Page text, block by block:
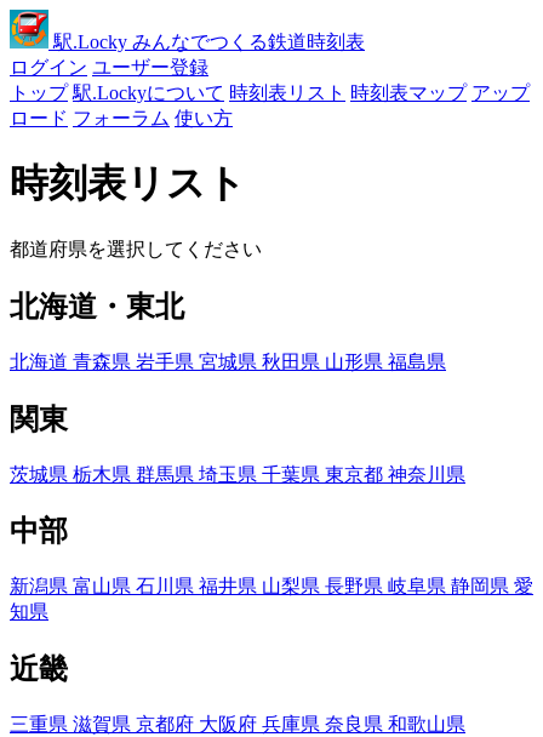
駅.Locky みんなでつくる鉄道時刻表
ログイン ユーザー登録
トップ 駅.Lockyについて 時刻表リスト 時刻表マップ アップ
ロード フォーラム 使い方
時刻表リスト
都道府県を選択してください
北海道・東北
北海道 青森県 岩手県 宮城県 秋田県 山形県 福島県
関東
茨城県 栃木県 群馬県 埼玉県 千葉県 東京都 神奈川県
中部
新潟県 富山県 石川県 福井県 山梨県 長野県 岐阜県 静岡県 愛
知県
近畿
三重県 滋賀県 京都府 大阪府 兵庫県 奈良県 和歌山県